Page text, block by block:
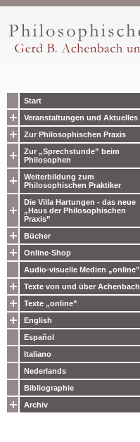
Start
Veranstaltungen und Aktuelles
Zur Philosophischen Praxis
Zur „Sprechstunde” beim
Philosophen
Weiterbildung zum
Philosophischen Praktiker
Die Villa Hartungen - das neue
„Haus der Philosophischen
Praxis”
Bücher
Online-Shop
Audio-visuelle Medien „online”
Texte von und über Achenbach
Texte „online”
English
Español
Italiano
Nederlands
Bibliographie
Archiv